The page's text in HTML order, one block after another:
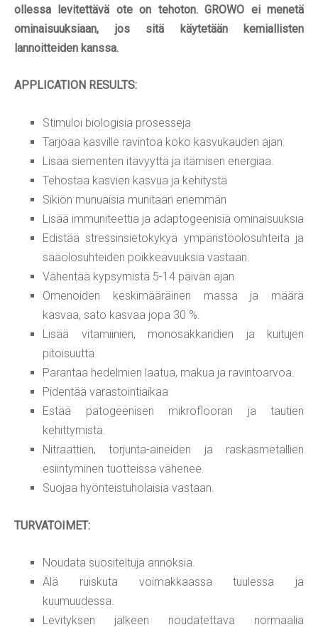
ollessa levitettävä ote on tehoton. GROWO ei menetä
ominaisuuksiaan, jos sitä käytetään kemiallisten
lannoitteiden kanssa.
APPLICATION RESULTS:
Stimuloi biologisia prosesseja
Tarjoaa kasville ravintoa koko kasvukauden ajan.
Lisää siementen itävyyttä ja itämisen energiaa.
Tehostaa kasvien kasvua ja kehitystä
Sikiön munuaisia munitaan enemmän
Lisää immuniteettia ja adaptogeenisiä ominaisuuksia
Edistää stressinsietokykyä ympäristöolosuhteita ja
sääolosuhteiden poikkeavuuksia vastaan.
Vähentää kypsymistä 5-14 päivän ajan
Omenoiden keskimääräinen massa ja määrä
kasvaa, sato kasvaa jopa 30 %.
Lisää vitamiinien, monosakkaridien ja kuitujen
pitoisuutta.
Parantaa hedelmien laatua, makua ja ravintoarvoa.
Pidentää varastointiaikaa
Estää patogeenisen mikroflooran ja tautien
kehittymistä.
Nitraattien, torjunta-aineiden ja raskasmetallien
esiintyminen tuotteissa vähenee.
Suojaa hyönteistuholaisia vastaan.
TURVATOIMET:
Noudata suositeltuja annoksia.
Älä ruiskuta voimakkaassa tuulessa ja
kuumuudessa.
Levityksen jälkeen noudatettava normaalia